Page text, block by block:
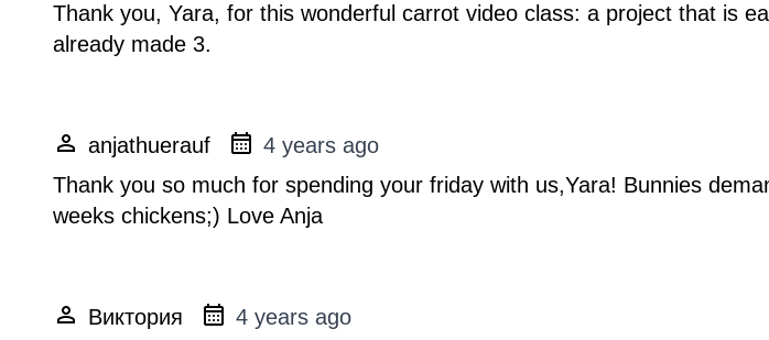
Thank you, Yara, for this wonderful carrot video class: a project that is
already made 3.
anjathuerauf
4 years ago
Thank you so much for spending your friday with us,Yara! Bunnies
weeks chickens;) Love Anja
Виктория
4 years ago